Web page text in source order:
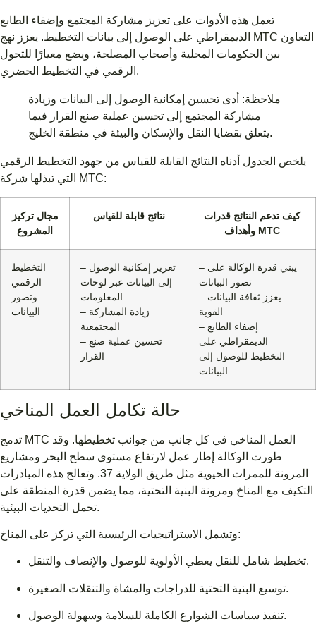
تعمل هذه الأدوات على تعزيز مشاركة المجتمع وإضفاء الطابع
الديمقراطي على الوصول إلى بيانات التخطيط. يعزز نهج MTC التعاون
بين الحكومات المحلية وأصحاب المصلحة، ويضع معيارًا للتحول
الرقمي في التخطيط الحضري.
ملاحظة: أدى تحسين إمكانية الوصول إلى البيانات وزيادة
مشاركة المجتمع إلى تحسين عملية صنع القرار فيما
يتعلق بقضايا النقل والإسكان والبيئة في منطقة الخليج.
يلخص الجدول أدناه النتائج القابلة للقياس من جهود التخطيط الرقمي
التي تبذلها شركة MTC:
مجال تركيز
المشروع
نتائج قابلة للقياس
كيف تدعم النتائج قدرات
وأهداف MTC
التخطيط
الرقمي
وتصور
البيانات
– تعزيز إمكانية الوصول
إلى البيانات عبر لوحات
المعلومات
– زيادة المشاركة
المجتمعية
– تحسين عملية صنع
القرار
– يبني قدرة الوكالة على
تصور البيانات
– يعزز ثقافة البيانات
القوية
– إضفاء الطابع
الديمقراطي على
التخطيط للوصول إلى
البيانات
حالة تكامل العمل المناخي
تدمج MTC العمل المناخي في كل جانب من جوانب تخطيطها. وقد
طورت الوكالة إطار عمل لارتفاع مستوى سطح البحر ومشاريع
المرونة للممرات الحيوية مثل طريق الولاية 37. وتعالج هذه المبادرات
التكيف مع المناخ ومرونة البنية التحتية، مما يضمن قدرة المنطقة على
تحمل التحديات البيئية.
وتشمل الاستراتيجيات الرئيسية التي تركز على المناخ:
تخطيط شامل للنقل يعطي الأولوية للوصول والإنصاف والتنقل.
توسيع البنية التحتية للدراجات والمشاة والتنقلات الصغيرة.
تنفيذ سياسات الشوارع الكاملة للسلامة وسهولة الوصول.